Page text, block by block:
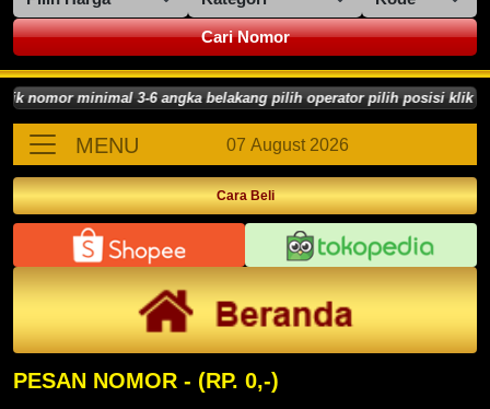
Cari Nomor
nomor minimal 3-6 angka belakang pilih operator pilih posisi klik
MENU 07 August 2026
Cara Beli
PESAN NOMOR - (RP. 0,-)